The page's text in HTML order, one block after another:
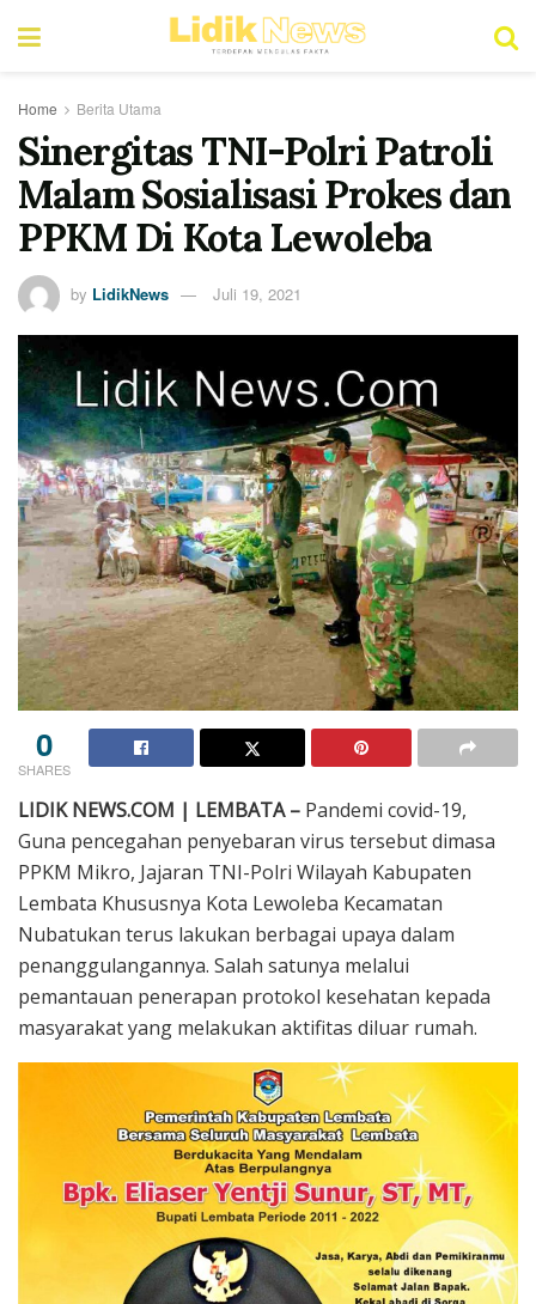
Home Berita Utama
Sinergitas TNI-Polri Patroli
Malam Sosialisasi Prokes dan
PPKM Di Kota Lewoleba
by LidikNews Juli 19, 2021
0
SHARES
LIDIK NEWS.COM | LEMBATA – Pandemi covid-19,
Guna pencegahan penyebaran virus tersebut dimasa
PPKM Mikro, Jajaran TNI-Polri Wilayah Kabupaten
Lembata Khususnya Kota Lewoleba Kecamatan
Nubatukan terus lakukan berbagai upaya dalam
penanggulangannya. Salah satunya melalui
pemantauan penerapan protokol kesehatan kepada
masyarakat yang melakukan aktifitas diluar rumah.